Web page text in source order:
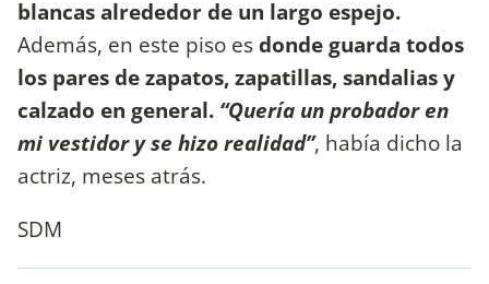
blancas alrededor de un largo espejo.
Además, en este piso esdonde guarda todos
los pares de zapatos, zapatillas, sandalias y
calzado en general. “Quería un probador en
mi vestidor y se hizo realidad”, había dicho la
actriz, meses atrás.
SDM